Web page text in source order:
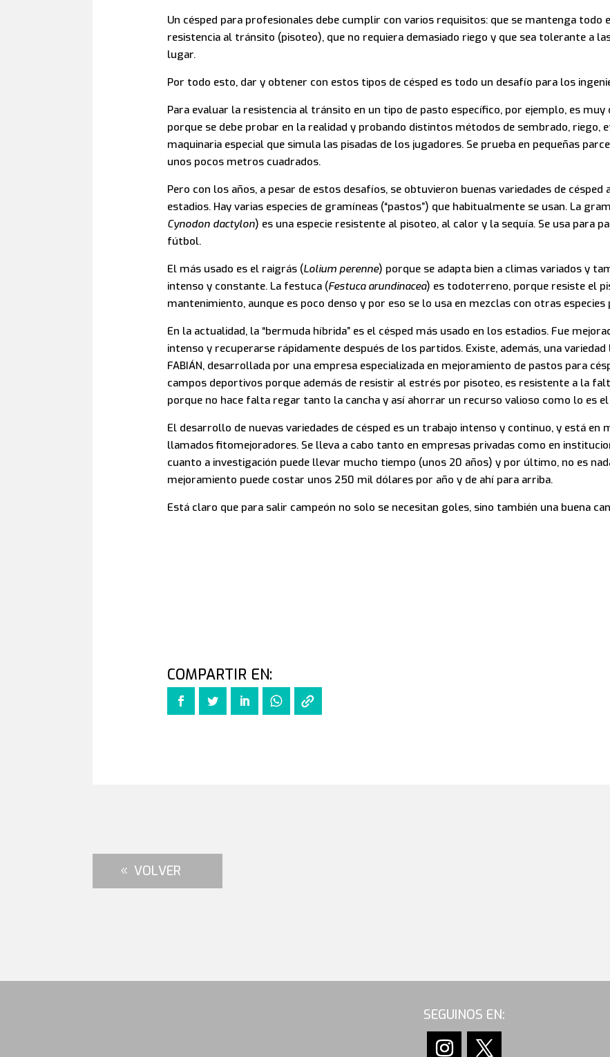
Un césped para profesionales debe cumplir con varios requisitos: que se mantenga todo
resistencia al tránsito (pisoteo), que no requiera demasiado riego y que sea tolerante a
lugar.
Por todo esto, dar y obtener con estos tipos de césped es todo un desafío para los
Para evaluar la resistencia al tránsito en un tipo de pasto específico, por ejemplo, es
porque se debe probar en la realidad y probando distintos métodos de sembrado, riego,
maquinaria especial que simula las pisadas de los jugadores. Se prueba en pequeñas
unos pocos metros cuadrados.
Pero con los años, a pesar de estos desafíos, se obtuvieron buenas variedades de
estadios. Hay varias especies de gramíneas (“pastos”) que habitualmente se usan. La
Cynodon dactylon) es una especie resistente al pisoteo, al calor y la sequía. Se usa para
fútbol.
El más usado es el raigrás (Lolium perenne) porque se adapta bien a climas variados y
intenso y constante. La festuca (Festuca arundinacea) es todoterreno, porque resiste el
mantenimiento, aunque es poco denso y por eso se lo usa en mezclas con otras
En la actualidad, la “bermuda híbrida” es el césped más usado en los estadios. Fue
intenso y recuperarse rápidamente después de los partidos. Existe, además, una variedad
FABIÁN, desarrollada por una empresa especializada en mejoramiento de pastos para
campos deportivos porque además de resistir al estrés por pisoteo, es resistente a la
porque no hace falta regar tanto la cancha y así ahorrar un recurso valioso como lo es el
El desarrollo de nuevas variedades de césped es un trabajo intenso y continuo, y está en
llamados fitomejoradores. Se lleva a cabo tanto en empresas privadas como en
cuanto a investigación puede llevar mucho tiempo (unos 20 años) y por último, no es
mejoramiento puede costar unos 250 mil dólares por año y de ahí para arriba.
Está claro que para salir campeón no solo se necesitan goles, sino también una buena
VOLVER
SEGUINOS EN: